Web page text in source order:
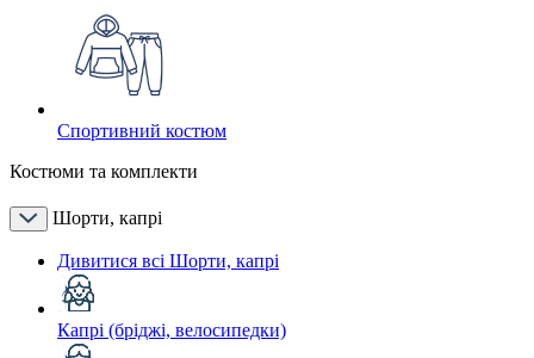
Спортивний костюм
Костюми та комплекти
Шорти, капрі
Дивитися всі Шорти, капрі
Капрі (бріджі, велосипедки)